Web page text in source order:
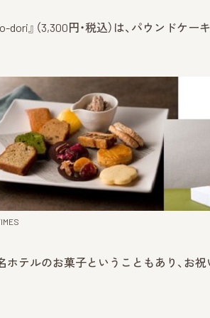
dori』（3,300円・税込）は、パウンド
ホテルのお菓子ということもあり、お